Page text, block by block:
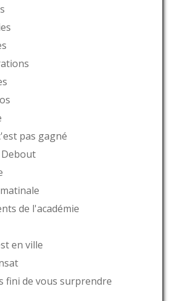
pas gagné
de l'académie
en ville
fini de vous surprendre